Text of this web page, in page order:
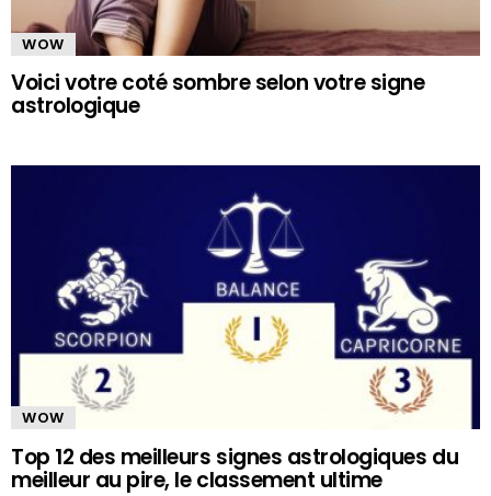
WOW
Voici votre coté sombre selon votre signe
astrologique
WOW
Top 12 des meilleurs signes astrologiques du
meilleur au pire, le classement ultime